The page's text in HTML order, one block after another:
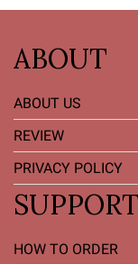
ABOUT
ABOUT US
REVIEW
PRIVACY POLICY
SUPPORT
HOW TO ORDER